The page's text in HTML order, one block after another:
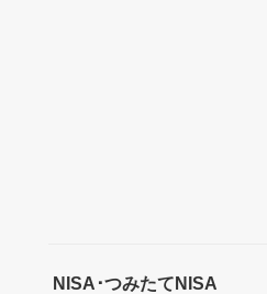
NISA･つみたてNISA